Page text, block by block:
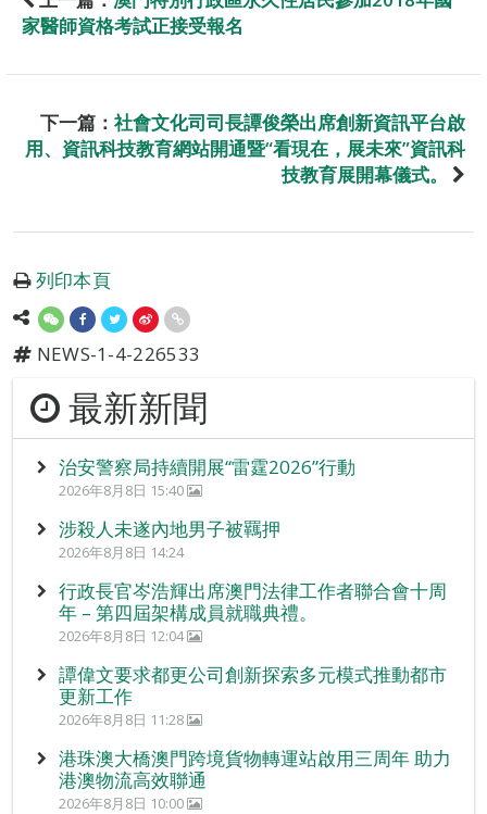
家醫師資格考試正接受報名
下一篇： 社會文化司司長譚俊榮出席創新資訊平台啟
用、資訊科技教育網站開通暨“看現在，展未來”資訊科
技教育展開幕儀式。
列印本頁
NEWS-1-4-226533
最新新聞
治安警察局持續開展“雷霆2026”行動
2026年8月8日 15:40
涉殺人未遂內地男子被羈押
2026年8月8日 14:24
行政長官岑浩輝出席澳門法律工作者聯合會十周
年 – 第四屆架構成員就職典禮。
2026年8月8日 12:04
譚偉文要求都更公司創新探索多元模式推動都市
更新工作
2026年8月8日 11:28
港珠澳大橋澳門跨境貨物轉運站啟用三周年 助力
港澳物流高效聯通
2026年8月8日 10:00